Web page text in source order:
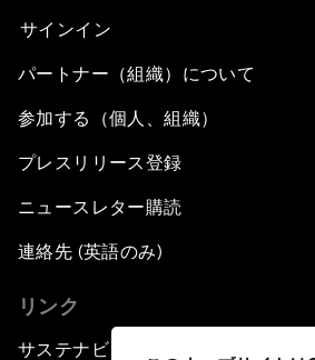
サインイン
パートナー（組織）について
参加する（個人、組織）
プレスリリース登録
ニュースレター購読
連絡先 (英語のみ)
リンク
サステナビリティへの取り組み